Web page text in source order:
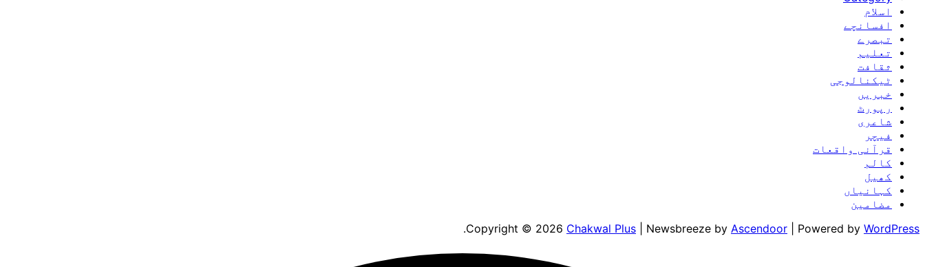
اسلام
افسانچے
تبصرے
تعلیم
ثقافت
ٹیکنالوجی
خبریں
رپورٹ
شاعری
فیچر
قرآنی واقعات
کالم
کھیل
کہانیاں
مضامین
Copyright © 2026 Chakwal Plus | Newsbreeze by Ascendoor | Powered by WordPress
.